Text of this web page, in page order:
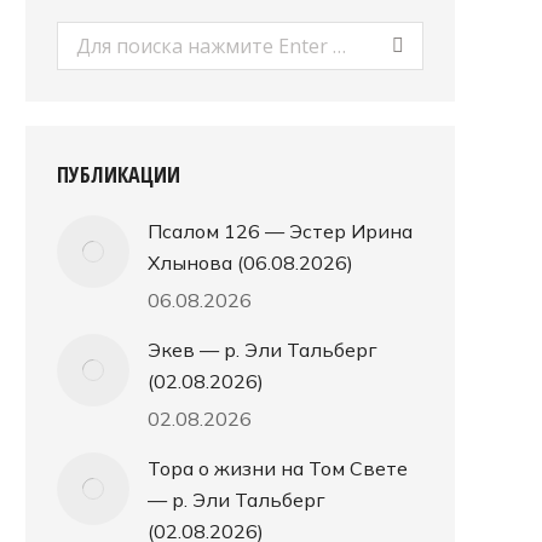
Поиск:
ПУБЛИКАЦИИ
Псалом 126 — Эстер Ирина
Хлынова (06.08.2026)
06.08.2026
Экев — р. Эли Тальберг
(02.08.2026)
02.08.2026
Тора о жизни на Том Свете
— р. Эли Тальберг
(02.08.2026)